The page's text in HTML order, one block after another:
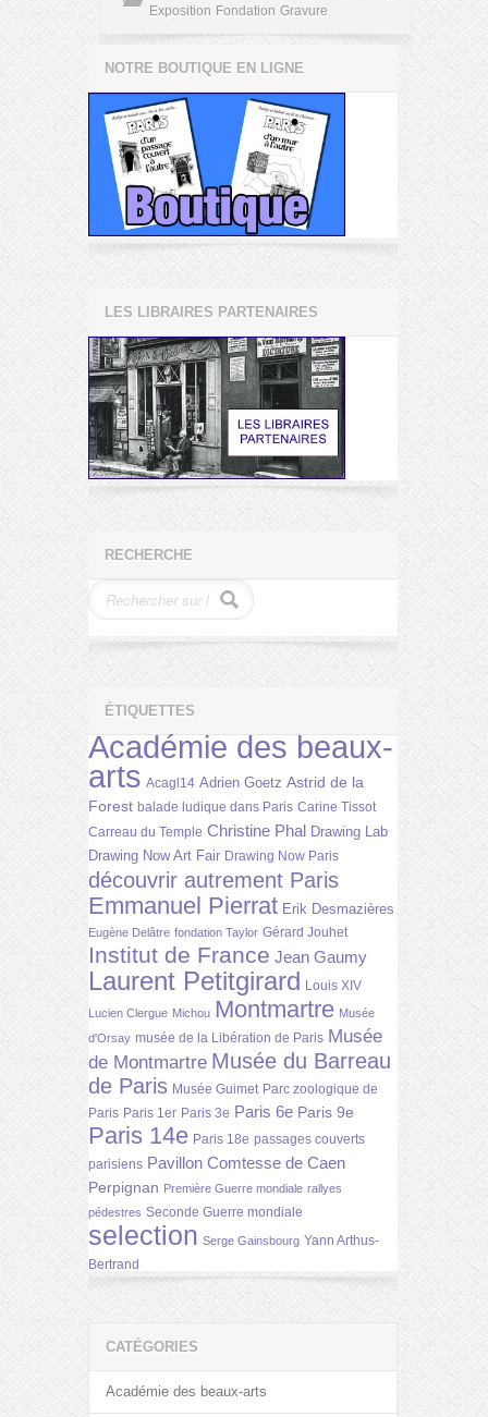
Exposition Fondation Gravure
NOTRE BOUTIQUE EN LIGNE
LES LIBRAIRES PARTENAIRES
RECHERCHE
ÉTIQUETTES
Académie des beaux-
arts Acagl14 Adrien Goetz Astrid de la
Forest balade ludique dans Paris Carine Tissot
Carreau du Temple Christine Phal Drawing Lab
Drawing Now Art Fair Drawing Now Paris
découvrir autrement Paris
Emmanuel Pierrat Erik Desmazières
Eugène Delâtre fondation Taylor Gérard Jouhet
Institut de France Jean Gaumy
Laurent Petitgirard Louis XIV
Lucien Clergue Michou Montmartre Musée
d'Orsay musée de la Libération de Paris Musée
de Montmartre Musée du Barreau
de Paris Musée Guimet Parc zoologique de
Paris Paris 1er Paris 3e Paris 6e Paris 9e
Paris 14e Paris 18e passages couverts
parisiens Pavillon Comtesse de Caen
Perpignan Première Guerre mondiale rallyes
pédestres Seconde Guerre mondiale
selection Serge Gainsbourg Yann Arthus-
Bertrand
CATÉGORIES
Académie des beaux-arts